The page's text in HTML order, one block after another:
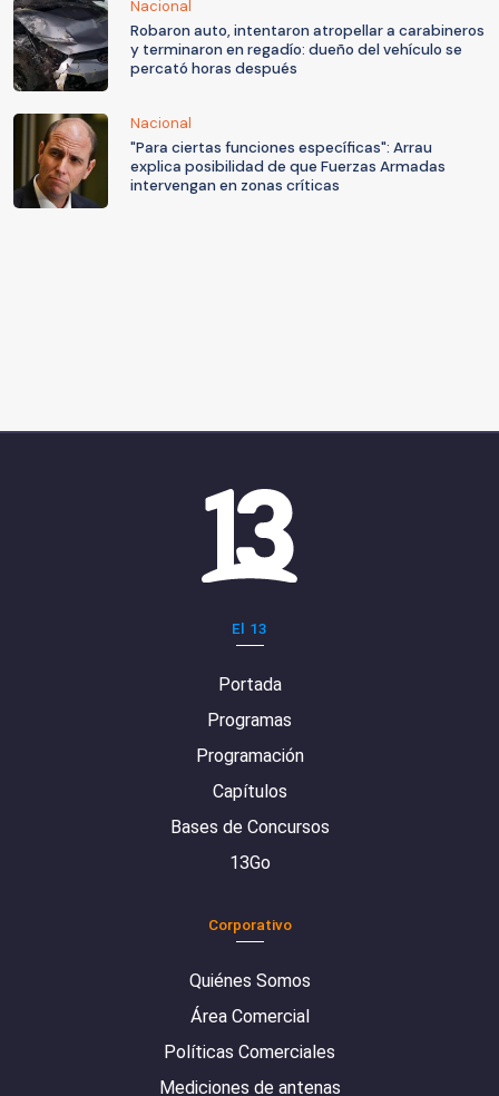
Nacional
Robaron auto, intentaron atropellar a carabineros
y terminaron en regadío: dueño del vehículo se
percató horas después
Nacional
"Para ciertas funciones específicas": Arrau
explica posibilidad de que Fuerzas Armadas
intervengan en zonas críticas
El 13
Portada
Programas
Programación
Capítulos
Bases de Concursos
13Go
Corporativo
Quiénes Somos
Área Comercial
Políticas Comerciales
Mediciones de antenas